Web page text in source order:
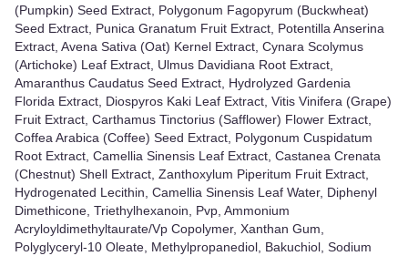
(Pumpkin) Seed Extract, Polygonum Fagopyrum (Buckwheat)
Seed Extract, Punica Granatum Fruit Extract, Potentilla Anserina
Extract, Avena Sativa (Oat) Kernel Extract, Cynara Scolymus
(Artichoke) Leaf Extract, Ulmus Davidiana Root Extract,
Amaranthus Caudatus Seed Extract, Hydrolyzed Gardenia
Florida Extract, Diospyros Kaki Leaf Extract, Vitis Vinifera (Grape)
Fruit Extract, Carthamus Tinctorius (Safflower) Flower Extract,
Coffea Arabica (Coffee) Seed Extract, Polygonum Cuspidatum
Root Extract, Camellia Sinensis Leaf Extract, Castanea Crenata
(Chestnut) Shell Extract, Zanthoxylum Piperitum Fruit Extract,
Hydrogenated Lecithin, Camellia Sinensis Leaf Water, Diphenyl
Dimethicone, Triethylhexanoin, Pvp, Ammonium
Acryloyldimethyltaurate/Vp Copolymer, Xanthan Gum,
Polyglyceryl-10 Oleate, Methylpropanediol, Bakuchiol, Sodium